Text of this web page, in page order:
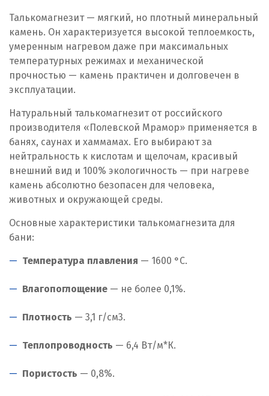
Талькомагнезит — мягкий, но плотный минеральный
камень. Он характеризуется высокой теплоемкость,
умеренным нагревом даже при максимальных
температурных режимах и механической
прочностью — камень практичен и долговечен в
эксплуатации.
Натуральный талькомагнезит от российского
производителя «Полевской Мрамор» применяется в
банях, саунах и хаммамах. Его выбирают за
нейтральность к кислотам и щелочам, красивый
внешний вид и 100% экологичность — при нагреве
камень абсолютно безопасен для человека,
животных и окружающей среды.
Основные характеристики талькомагнезита для
бани:
Температура плавления — 1600 °C.
Влагопоглощение — не более 0,1%.
Плотность — 3,1 г/см3.
Теплопроводность — 6,4 Вт/м*К.
Пористость — 0,8%.